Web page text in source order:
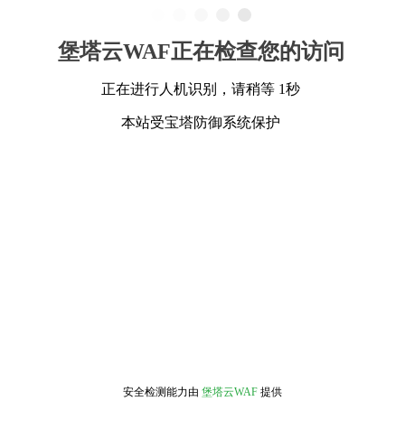
堡塔云WAF正在检查您的访问
正在进行人机识别，请稍等 1秒
本站受宝塔防御系统保护
安全检测能力由 堡塔云WAF 提供